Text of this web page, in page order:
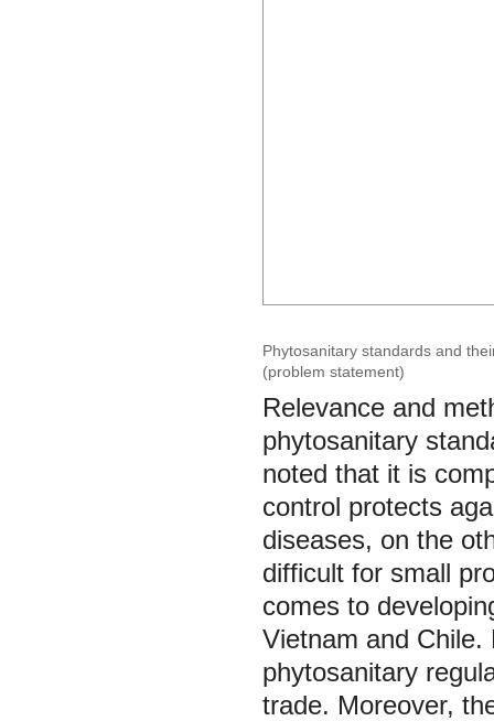
Phytosanitary standards and
(problem statement)
Relevance and
phytosanitary
noted that it is
control protects
diseases, on the
difficult for small
comes to
Vietnam and
phytosanitary
trade. Moreover,